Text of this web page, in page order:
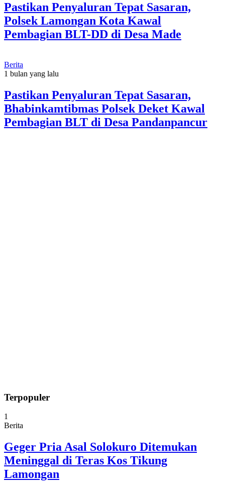
Pastikan Penyaluran Tepat Sasaran,
Polsek Lamongan Kota Kawal
Pembagian BLT-DD di Desa Made
Berita
1 bulan yang lalu
Pastikan Penyaluran Tepat Sasaran,
Bhabinkamtibmas Polsek Deket Kawal
Pembagian BLT di Desa Pandanpancur
Terpopuler
1
Berita
Geger Pria Asal Solokuro Ditemukan
Meninggal di Teras Kos Tikung
Lamongan